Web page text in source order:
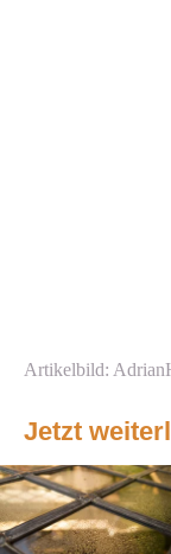
Artikelbild:
Jetzt